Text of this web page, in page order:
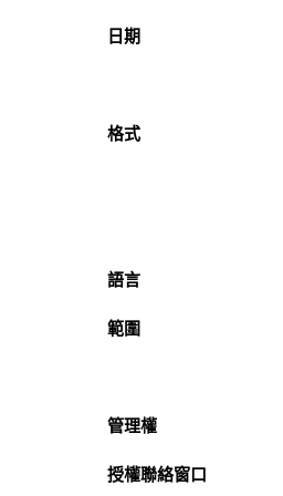
日期
格式
語言
範圍
管理權
授權聯絡窗口